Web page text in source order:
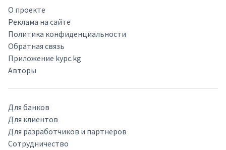
О проекте
Реклама на сайте
Политика конфиденциальности
Обратная связь
Приложение kypc.kg
Авторы
Для банков
Для клиентов
Для разработчиков и партнёров
Сотрудничество